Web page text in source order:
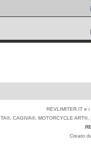
REVLIMITER.IT e i
CAGIVA®, MOTORCYCLE
Creato